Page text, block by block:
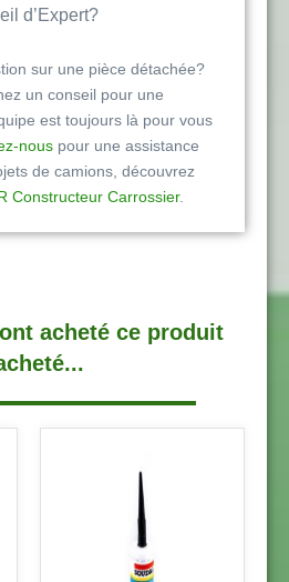
d’Expert?
sur une pièce détachée?
un conseil pour une
est toujours là pour vous
nous pour une assistance
de camions, découvrez
Constructeur Carrossier.
acheté ce produit